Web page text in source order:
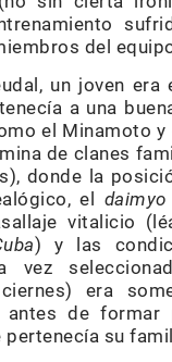
del
un joven era
a una
el Minamoto y
de clanes
donde la
el daimyo
vitalicio
) y las
vez
era
antes de
pertenecía su